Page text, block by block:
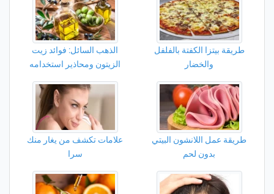
طريقة بيتزا الكفتة بالفلفل
والخضار
الذهب السائل: فوائد زيت
الزيتون ومحاذير استخدامه
طريقة عمل اللانشون البيتي
بدون لحم
علامات تكشف من يغار منك
سرا